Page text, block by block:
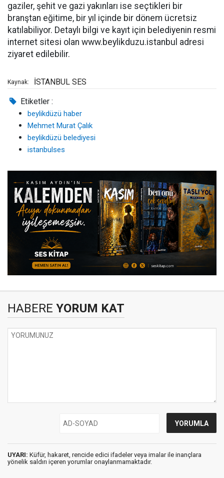
gaziler, şehit ve gazi yakınları ise seçtikleri bir
branştan eğitime, bir yıl içinde bir dönem ücretsiz
katılabiliyor. Detaylı bilgi ve kayıt için belediyenin resmi
internet sitesi olan www.beylikduzu.istanbul adresi
ziyaret edilebilir.
Kaynak: İSTANBUL SES
Etiketler :
beylikdüzü haber
Mehmet Murat Çalık
beylikdüzü belediyesi
istanbulses
HABERE YORUM KAT
UYARI: Küfür, hakaret, rencide edici ifadeler veya imalar ile inançlara
yönelik saldırı içeren yorumlar onaylanmamaktadır.